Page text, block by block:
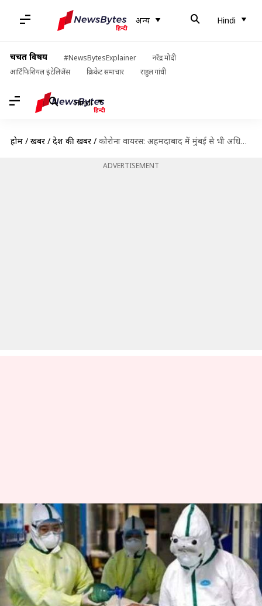
अन्य Hindi
चर्चित विषय #NewsBytesExplainer
नरेंद्र मोदी
आर्टिफिशियल इंटेलिजेंस
क्रिकेट समाचार राहुल गांधी
Hindi
होम / खबरें / देश की खबरें / कोरोना वायरस: अहमदाबाद में मुंबई से भी अधिक है मरीजों की मृत्यु दर
ADVERTISEMENT
कोरोना वायरस: अहमदाबाद में मुंबई
से भी अधिक है मरीजों की मृत्यु दर
लेखन भारत शर्मा Apr 28, 2020 05:24 pm
क्या है खबर?